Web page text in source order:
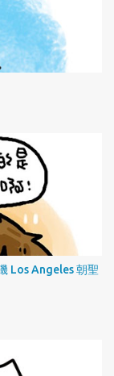
Los Angeles 朝聖